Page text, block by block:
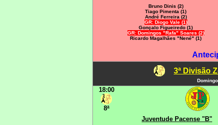
Bruno Dinis (2)
Tiago Pimenta (1)
André Ferreira (2)
GR: Diogo Vale (1)
Gonçalo Figueiredo (1)
GR: Domingos "Rafa" Soares (2)
Ricardo Magalhães "Nené" (1)
3ª Divisão
18:00
8ª
Juventude Pacense "B"